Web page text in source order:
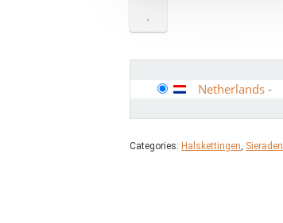
Netherlands -
Categories: Halskettingen, Sieraden